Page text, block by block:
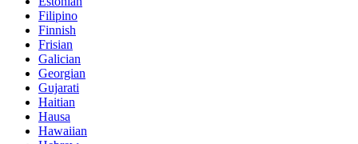
Filipino
Finnish
Frisian
Galician
Georgian
Gujarati
Haitian
Hausa
Hawaiian